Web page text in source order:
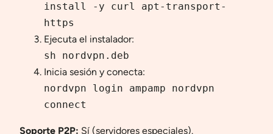
install -y curl apt-transport-
https
Ejecuta el instalador:
sh nordvpn.deb
Inicia sesión y conecta:
nordvpn login ampamp nordvpn
connect
Soporte P2P: Sí (servidores especiales).